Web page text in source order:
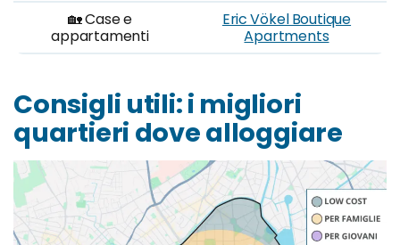
🏡 Case e
appartamenti
Eric Vökel Boutique
Apartments
Consigli utili: i migliori
quartieri dove alloggiare